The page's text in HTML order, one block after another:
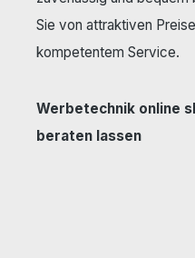
Sie von attraktiven
kompetentem Service.
Werbetechnik online
beraten lassen